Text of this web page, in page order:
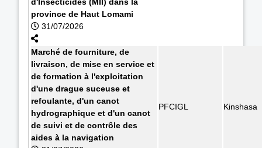
province de Haut Lomami
31/07/2026
Marché de fourniture, de
livraison, de mise en service et
de formation à l'exploitation
d'une drague suceuse et
refoulante, d'un canot
hydrographique et d'un canot
de suivi et de contrôle des
aides à la navigation
PFCIGL Kinshasa